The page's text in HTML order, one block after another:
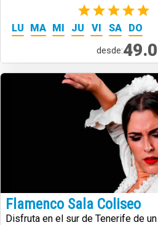
(2)
LU MA MI JU VI SA DO
desde:
Flamenco Sala Coliseo
Disfruta en el sur de Tenerife de